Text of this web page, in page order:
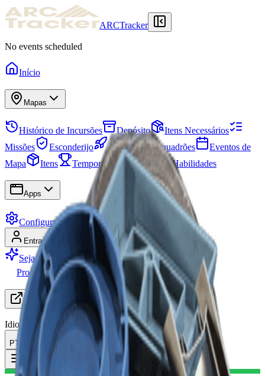
ARCTracker
No events scheduled
Início
Mapas
Histórico de Incursões Depósito
Itens Necessários
Missões
Esconderijo Projetos Esquadrões
Eventos de
Mapa
Itens Temporadas Árvore de Habilidades
Apps
Configurações
Entrar Cadastrar-se
Seja Premium
Procurando Grupo
Recursos
Idioma
PT Português
Toggle Menu Item Lente de câmera